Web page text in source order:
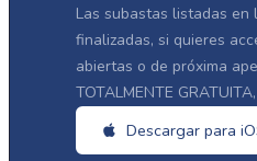
Las subastas listadas
finalizadas, si quieres
abiertas o de próxima
TOTALMENTE
Descargar para